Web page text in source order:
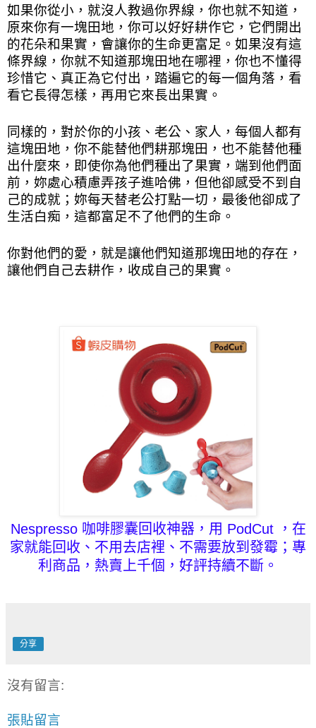
如果你從小，就沒人教過你界線，你也就不知道，
原來你有一塊田地，你可以好好耕作它，它們開出
的花朵和果實，會讓你的生命更富足。如果沒有這
條界線，你就不知道那塊田地在哪裡，你也不懂得
珍惜它、真正為它付出，踏遍它的每一個角落，看
看它長得怎樣，再用它來長出果實。
同樣的，對於你的小孩、老公、家人，每個人都有
這塊田地，你不能替他們耕那塊田，也不能替他種
出什麼來，即使你為他們種出了果實，端到他們面
前，妳處心積慮弄孩子進哈佛，但他卻感受不到自
己的成就；妳每天替老公打點一切，最後他卻成了
生活白痴，這都富足不了他們的生命。
你對他們的愛，就是讓他們知道那塊田地的存在，
讓他們自己去耕作，收成自己的果實。
Nespresso 咖啡膠囊 回收神器，用 PodCut ，在
家就能回收、不用去店裡、不需要放到發霉；專
利商品，熱賣上千個，好評持續不斷。
分享
沒有留言:
張貼留言